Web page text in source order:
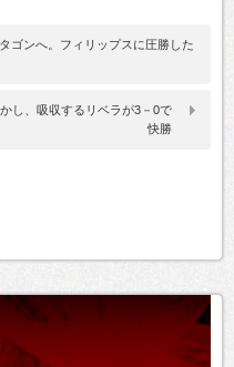
ゴンへ。フィリップスに圧勝した
し、吸収するリベラが3－0で
快勝